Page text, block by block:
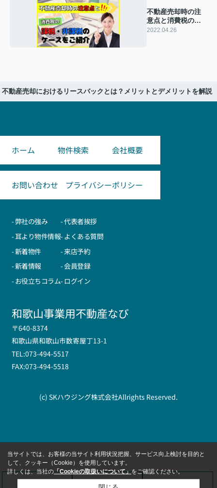
不動産売却時の注
意点と消費税の課
税・非課税のケー
2022.04.26
不動産売却におけるリースバックとは？メリットとデメリットを解説
ホーム 物件検索 会社概要
お問い合わせ プライバシーポリシー
- 弊社の強み
- 耳より物件情報
- 新着物件
- 新着情報
- お役立ちコラム
- 代表者挨拶
- よくある質問
- 来店予約
- 会員登録
- ログイン
和歌山事業用不動産なび
〒640-8374
和歌山県和歌山市数寄屋丁13-1
TEL:073-494-5517
FAX:073-494-5518
(c) SKハウジング株式会社Allrights Reserved.
来店予約
当サイトでは、お客様の当サイト利用状況把握、サービス向上検討を目的と
して、クッキー（Cookie）を使用しています。
詳しくは、当社の「Cookieの取扱いについて」をご確認ください。